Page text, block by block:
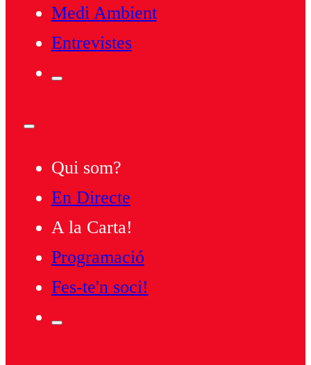
Medi Ambient
Entrevistes
Qui som?
En Directe
A la Carta!
Programació
Fes-te'n soci!